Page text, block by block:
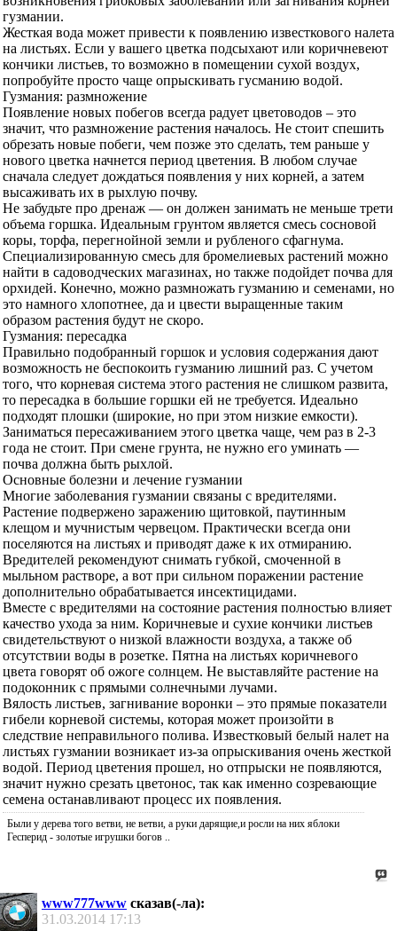
гузмании.
Жесткая вода может привести к появлению известкового налета
на листьях. Если у вашего цветка подсыхают или коричневеют
кончики листьев, то возможно в помещении сухой воздух,
попробуйте просто чаще опрыскивать гусманию водой.
Гузмания: размножение
Появление новых побегов всегда радует цветоводов – это
значит, что размножение растения началось. Не стоит спешить
обрезать новые побеги, чем позже это сделать, тем раньше у
нового цветка начнется период цветения. В любом случае
сначала следует дождаться появления у них корней, а затем
высаживать их в рыхлую почву.
Не забудьте про дренаж — он должен занимать не меньше трети
объема горшка. Идеальным грунтом является смесь сосновой
коры, торфа, перегнойной земли и рубленого сфагнума.
Специализированную смесь для бромелиевых растений можно
найти в садоводческих магазинах, но также подойдет почва для
орхидей. Конечно, можно размножать гузманию и семенами, но
это намного хлопотнее, да и цвести выращенные таким
образом растения будут не скоро.
Гузмания: пересадка
Правильно подобранный горшок и условия содержания дают
возможность не беспокоить гузманию лишний раз. С учетом
того, что корневая система этого растения не слишком развита,
то пересадка в большие горшки ей не требуется. Идеально
подходят плошки (широкие, но при этом низкие емкости).
Заниматься пересаживанием этого цветка чаще, чем раз в 2-3
года не стоит. При смене грунта, не нужно его уминать —
почва должна быть рыхлой.
Основные болезни и лечение гузмании
Многие заболевания гузмании связаны с вредителями.
Растение подвержено заражению щитовкой, паутинным
клещом и мучнистым червецом. Практически всегда они
поселяются на листьях и приводят даже к их отмиранию.
Вредителей рекомендуют снимать губкой, смоченной в
мыльном растворе, а вот при сильном поражении растение
дополнительно обрабатывается инсектицидами.
Вместе с вредителями на состояние растения полностью влияет
качество ухода за ним. Коричневые и сухие кончики листьев
свидетельствуют о низкой влажности воздуха, а также об
отсутствии воды в розетке. Пятна на листьях коричневого
цвета говорят об ожоге солнцем. Не выставляйте растение на
подоконник с прямыми солнечными лучами.
Вялость листьев, загнивание воронки – это прямые показатели
гибели корневой системы, которая может произойти в
следствие неправильного полива. Известковый белый налет на
листьях гузмании возникает из-за опрыскивания очень жесткой
водой. Период цветения прошел, но отпрыски не появляются,
значит нужно срезать цветонос, так как именно созревающие
семена останавливают процесс их появления.
Были у дерева того ветви, не ветви, а руки дарящие,и росли на них яблоки
Гесперид - золотые игрушки богов ..
www777www сказав(-ла):
31.03.2014 17:13